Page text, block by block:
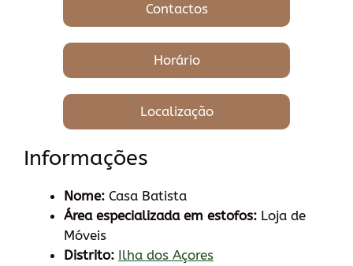
Contactos
Horário
Localização
Informações
Nome: Casa Batista
Área especializada em estofos: Loja de
Móveis
Distrito: Ilha dos Açores